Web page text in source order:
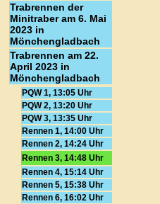
Trabrennen der
Minitraber am 6. Mai
2023 in
Mönchengladbach
Trabrennen am 22.
April 2023 in
Mönchengladbach
PQW 1, 13:05 Uhr
PQW 2, 13:20 Uhr
PQW 3, 13:35 Uhr
Rennen 1, 14:00 Uhr
Rennen 2, 14:24 Uhr
Rennen 3, 14:48 Uhr
Rennen 4, 15:14 Uhr
Rennen 5, 15:38 Uhr
Rennen 6, 16:02 Uhr